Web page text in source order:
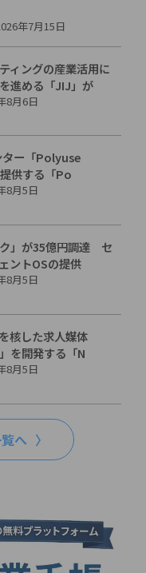
年7月15日
ィングの産業活用に
進める「JIJ」が
8月6日
ター「Polyuse
供する「Po
8月5日
ク」が35億円調達 セ
ントOSの提供
8月5日
核した求人媒体
を開発する「N
8月5日
へ